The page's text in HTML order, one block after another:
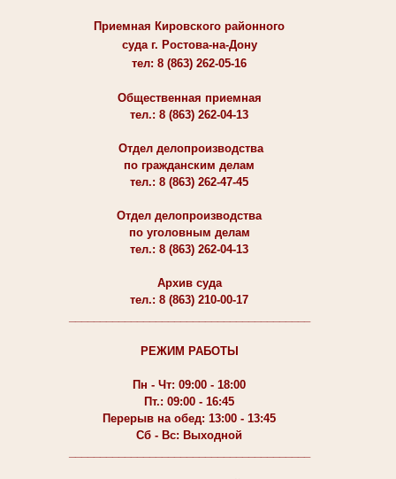
Приемная Кировского районного
суда г. Ростова-на-Дону
тел: 8 (863) 262-05-16
Общественная приемная
тел.: 8 (863) 262-04-13
Отдел делопроизводства
по гражданским делам
тел.: 8 (863) 262-47-45
Отдел делопроизводства
по уголовным делам
тел.: 8 (863) 262-04-13
Архив суда
тел.: 8 (863) 210-00-17
РЕЖИМ РАБОТЫ
Пн - Чт: 09:00 - 18:00
Пт.: 09:00 - 16:45
Перерыв на обед: 13:00 - 13:45
Сб - Вс: Выходной